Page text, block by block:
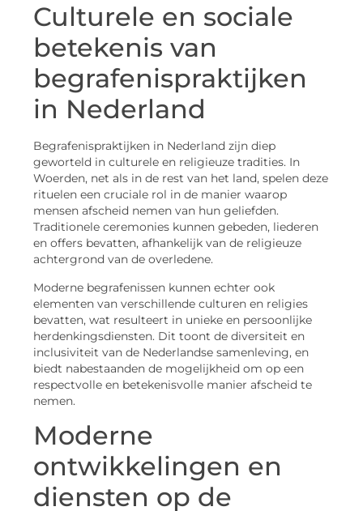
Culturele en sociale
betekenis van
begrafenispraktijken
in Nederland
Begrafenispraktijken in Nederland zijn diep
geworteld in culturele en religieuze tradities. In
Woerden, net als in de rest van het land, spelen deze
rituelen een cruciale rol in de manier waarop
mensen afscheid nemen van hun geliefden.
Traditionele ceremonies kunnen gebeden, liederen
en offers bevatten, afhankelijk van de religieuze
achtergrond van de overledene.
Moderne begrafenissen kunnen echter ook
elementen van verschillende culturen en religies
bevatten, wat resulteert in unieke en persoonlijke
herdenkingsdiensten. Dit toont de diversiteit en
inclusiviteit van de Nederlandse samenleving, en
biedt nabestaanden de mogelijkheid om op een
respectvolle en betekenisvolle manier afscheid te
nemen.
Moderne
ontwikkelingen en
diensten op de